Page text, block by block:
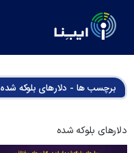
برچسب ها - دلارهای بلوکه شده
دلارهای بلوکه شده